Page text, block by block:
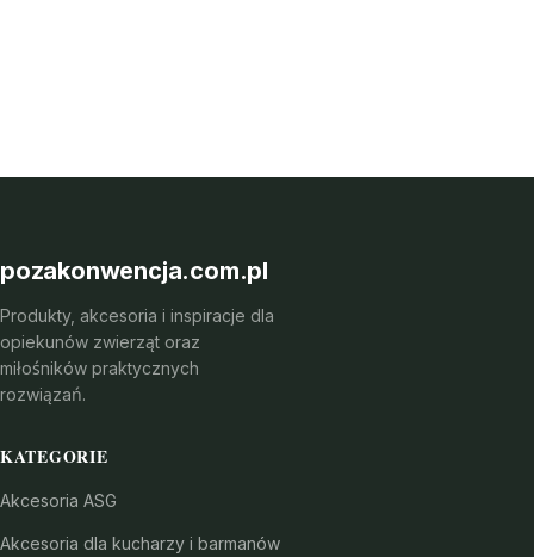
pozakonwencja.com.pl
Produkty, akcesoria i inspiracje dla
opiekunów zwierząt oraz
miłośników praktycznych
rozwiązań.
KATEGORIE
Akcesoria ASG
Akcesoria dla kucharzy i barmanów